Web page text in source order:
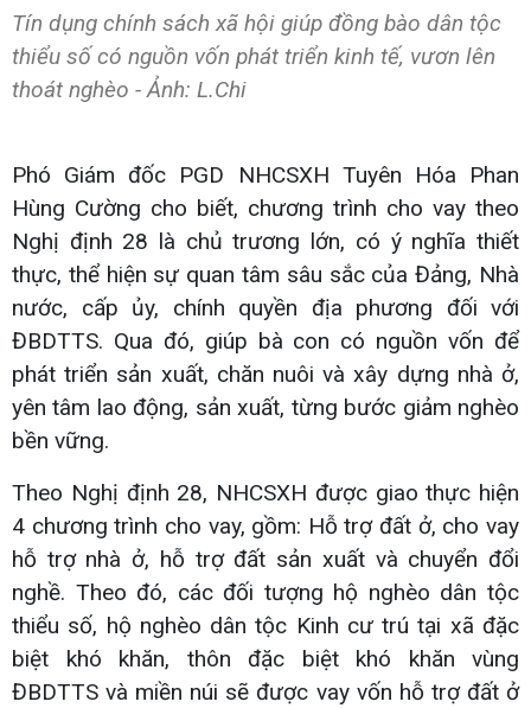
Tín dụng chính sách xã hội giúp đồng bào dân tộc
thiểu số có nguồn vốn phát triển kinh tế, vươn lên
thoát nghèo - Ảnh: L.Chi
Phó Giám đốc PGD NHCSXH Tuyên Hóa Phan
Hùng Cường cho biết, chương trình cho vay theo
Nghị định 28 là chủ trương lớn, có ý nghĩa thiết
thực, thể hiện sự quan tâm sâu sắc của Đảng, Nhà
nước, cấp ủy, chính quyền địa phương đối với
ĐBDTTS. Qua đó, giúp bà con có nguồn vốn để
phát triển sản xuất, chăn nuôi và xây dựng nhà ở,
yên tâm lao động, sản xuất, từng bước giảm nghèo
bền vững.
Theo Nghị định 28, NHCSXH được giao thực hiện
4 chương trình cho vay, gồm: Hỗ trợ đất ở, cho vay
hỗ trợ nhà ở, hỗ trợ đất sản xuất và chuyển đổi
nghề. Theo đó, các đối tượng hộ nghèo dân tộc
thiểu số, hộ nghèo dân tộc Kinh cư trú tại xã đặc
biệt khó khăn, thôn đặc biệt khó khăn vùng
ĐBDTTS và miền núi sẽ được vay vốn hỗ trợ đất ở